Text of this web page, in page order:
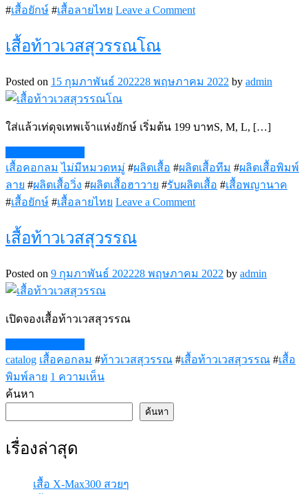
#เสื้อยักษ์ #เสื้อลายไทย Leave a Commenton
วรรณ
3
เสื้อท้าวเวสสุวรรณโณ
Posted on 15 กุมภาพันธ์ 202228 พฤษภาคม 2022 by admin
ใส่แล้วเท่ดุจเทพเจ้าแห่งยักษ์ เริ่มต้น 199 บาทS, M, L, […]
เสื้อคอกลม ไม่มีหมวดหมู่ #ผลิตเสื้อ #ผลิตเสื้อทีม #ผลิตเสื้อพิมพ์
ลาย #ผลิตเสื้อวิ่ง #ผลิตเสื้อฮาวาย #รับผลิตเสื้อ #เสื้อพญานาค
#เสื้อยักษ์ #เสื้อลายไทย Leave a Commenton
วรรณ
เสื้อท้าวเวสสุวรรณ
Posted on 9 กุมภาพันธ์ 202228 พฤษภาคม 2022 by admin
เปิดจองเสื้อท้าวเวสสุวรรณ
catalog เสื้อคอกลม #ท้าวเวสสุวรรณ #เสื้อท้าวเวสสุวรรณ #เสื้อ
พิมพ์ลาย 1 ความเห็นบน
ค้นหา
ค้นหา
เรื่องล่าสุด
เสื้อ X-Max300 สวยๆ